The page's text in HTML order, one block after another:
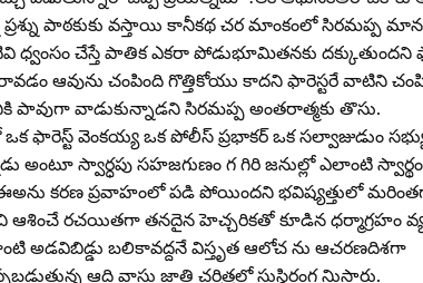
పాఠకుకు వస్తాయి కానీకథ చర మాంకంలో సిరమప్ప
చేస్తే పాతిక ఎకరా పోడుభూమితనకు దక్కుతుందని
రావడం ఆవును చంపింది గొత్తికోయు కాదని ఫారెస్టరే వాటిని
వాడుకున్నాడని సిరమప్ప అంతరాత్మకు తొసు.
ఫారెస్ట్‌ వెంకయ్య ఒక పోలీస్‌ ప్రభాకర్‌ ఒక సల్వాజుడుం
అంటూ స్వార్ధపు సహజగుణం గ గిరి జనుల్లో ఎలాంటి
ఈఅను కరణ ప్రవాహంలో పడి పోయిందని భవిష్యత్తులో
రచయితగా తనదైన హెచ్చరికతో కూడిన ధర్మాగ్రహం
అడవిబిడ్డు బలికావద్దనే విస్తృత ఆలోచ ను ఆచరణదిశగా
ఆది వాసు జాతి చరిత్రలో సుస్థిరంగ నిుస్తారు.